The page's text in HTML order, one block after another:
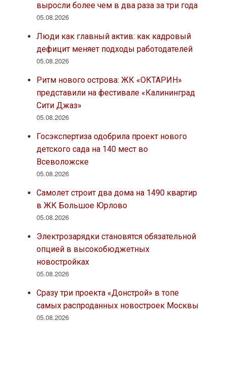
выросли более чем в два раза за три года
05.08.2026
Люди как главный актив: как кадровый
дефицит меняет подходы работодателей
05.08.2026
Ритм нового острова: ЖК «ОКТАРИН»
представили на фестивале «Калининград
Сити Джаз»
05.08.2026
Госэкспертиза одобрила проект нового
детского сада на 140 мест во
Всеволожске
05.08.2026
Самолет строит два дома на 1490 квартир
в ЖК Большое Юрлово
05.08.2026
Электрозарядки становятся обязательной
опцией в высокобюджетных
новостройках
05.08.2026
Сразу три проекта «Донстрой» в топе
самых распроданных новостроек Москвы
05.08.2026